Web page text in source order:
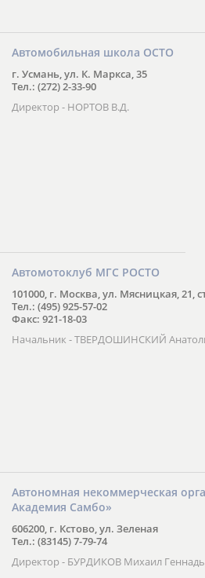
Автомобильная школа ОСТО
г. Усмань, ул. К. Маркса, 35
Тел.: (272) 2-33-90
Директор - НОРТОВ В.Д.
Автомотоклуб МГС РОСТО
101000, г. Москва, ул. Мясницкая, 21,
Тел.: (495) 925-57-02
Факс: 921-18-03
Начальник - ТВЕРДОШИНСКИЙ
Автономная некоммерческая
Академия Самбо»
606200, г. Кстово, ул. Зеленая
Тел.: (83145) 7-79-74
Директор - БУРДИКОВ Михаил